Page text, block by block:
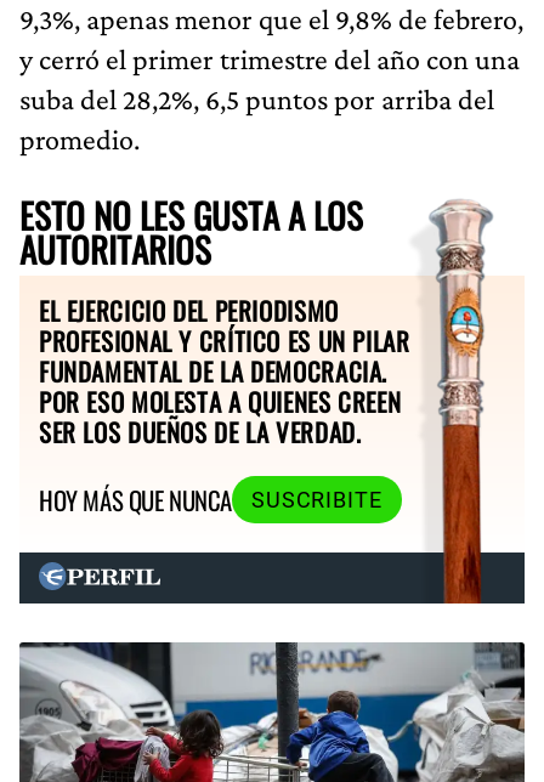
9,3%, apenas menor que el 9,8% de febrero,
y cerró el primer trimestre del año con una
suba del 28,2%, 6,5 puntos por arriba del
promedio.
ESTO NO LES GUSTA A LOS
AUTORITARIOS
EL EJERCICIO DEL PERIODISMO
PROFESIONAL Y CRÍTICO ES UN PILAR
FUNDAMENTAL DE LA DEMOCRACIA.
POR ESO MOLESTA A QUIENES CREEN
SER LOS DUEÑOS DE LA VERDAD.
HOY MÁS QUE NUNCA
SUSCRIBITE